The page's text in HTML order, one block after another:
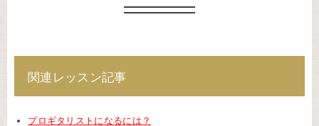
関連レッスン記事
プロギタリストになるには？